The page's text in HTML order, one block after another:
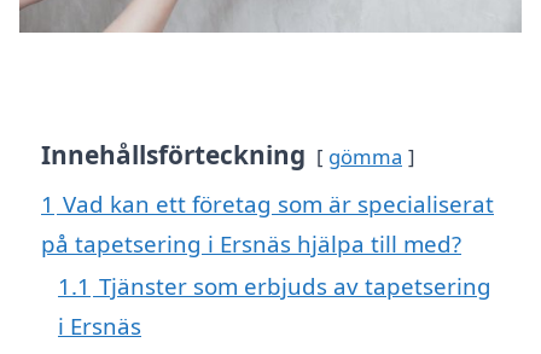
Innehållsförteckning gömma
1 Vad kan ett företag som är specialiserat
på tapetsering i Ersnäs hjälpa till med?
1.1 Tjänster som erbjuds av tapetsering
i Ersnäs